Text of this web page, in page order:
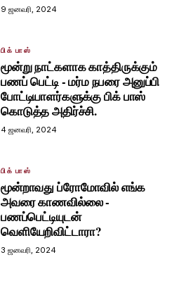
9 ஜனவரி, 2024
பிக் பாஸ்
மூன்று நாட்களாக காத்திருக்கும்
பணப் பெட்டி - மர்ம நபரை அனுப்பி
போட்டியாளர்களுக்கு பிக் பாஸ்
கொடுத்த அதிர்ச்சி.
4 ஜனவரி, 2024
பிக் பாஸ்
மூன்றாவது ப்ரோமோவில் எங்க
அவரை காணவில்லை -
பணப்பெட்டியுடன்
வெளியேறிவிட்டாரா?
3 ஜனவரி, 2024